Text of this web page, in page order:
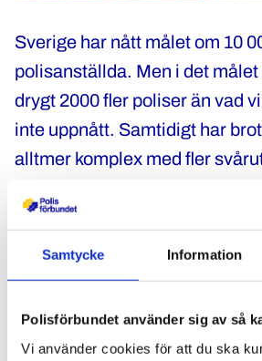
Samtycke Information
Polisförbundet använder sig av så
Vi använder cookies för att du ska
Sverige har nått målet om 10
polisanställda. Men i det
drygt 2000 fler poliser än vad
inte uppnått. Samtidigt har
alltmer komplex med fler
och för att klara det behövs
kompetens, anser Katharina
Det har lett till en mycket stor
lära upp nya, oerfarna
ansvara för fler komplexa